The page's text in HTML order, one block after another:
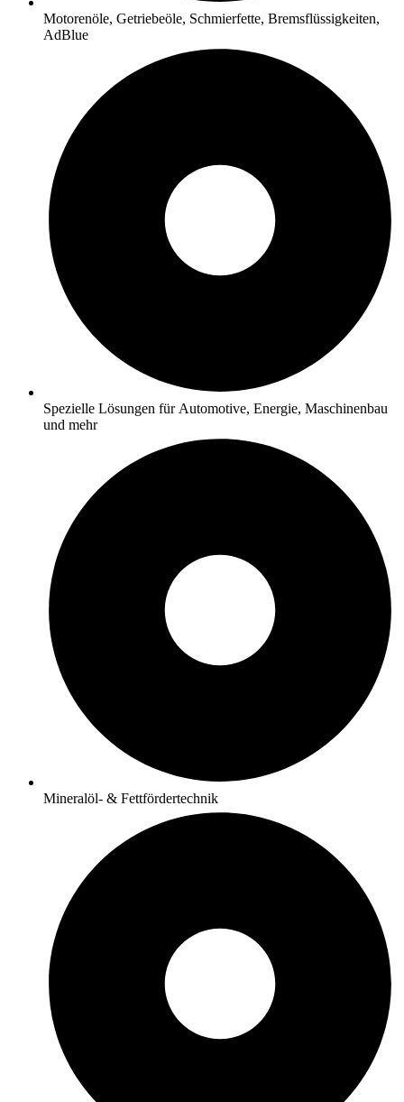
Motorenöle, Getriebeöle, Schmierfette, Bremsflüssigkeiten,
AdBlue
Spezielle Lösungen für Automotive, Energie, Maschinenbau
und mehr
Mineralöl- & Fettfördertechnik